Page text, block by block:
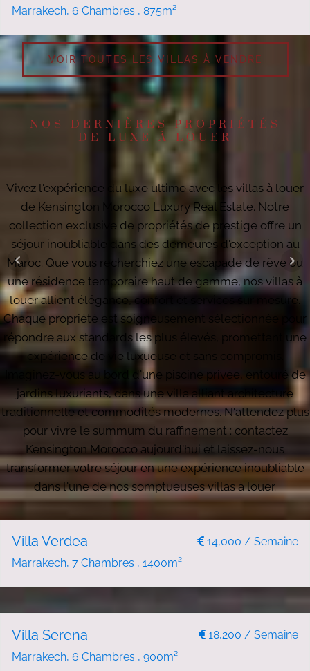
Marrakech, 6 Chambres , 875m²
VOIR TOUTES LES VILLAS À VENDRE
NOS DERNIÈRES PROPRIÉTÉS
DE LUXE À LOUER
Vivez l'expérience du luxe ultime avec les villas à louer
de Kensington Morocco Luxury Real Estate. Notre
collection exclusive de propriétés de prestige offre un
séjour inoubliable dans des demeures d'exception au
Maroc. Que vous recherchiez une escapade de rêve ou
une résidence temporaire haut de gamme, nos villas à
louer allient élégance, confort et services sur mesure.
Chaque propriété est soigneusement sélectionnée pour
répondre aux standards les plus élevés, promettant une
expérience de vie luxueuse et sans compromis.
Imaginez-vous au bord d'une piscine privée, entouré de
jardins luxuriants, dans une villa alliant architecture
traditionnelle et commodités modernes. N'attendez plus
pour vivre le summum du raffinement : contactez
Kensington Morocco aujourd'hui et laissez-nous
transformer votre séjour en une expérience inoubliable
dans l'une de nos somptueuses villas à louer.
Villa Verdea
14,000 / Semaine
Marrakech, 7 Chambres , 1400m²
Villa Serena
18,200 / Semaine
Marrakech, 6 Chambres , 900m²